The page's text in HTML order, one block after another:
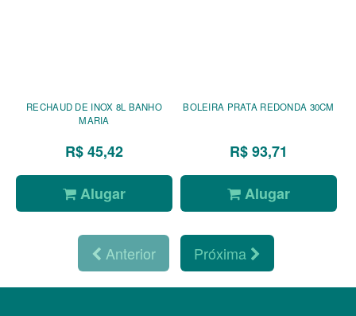
RECHAUD DE INOX 8L BANHO
MARIA
R$ 45,42
Alugar
BOLEIRA PRATA REDONDA 30CM
R$ 93,71
Alugar
Anterior Próxima